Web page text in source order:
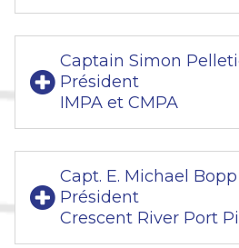
Captain Simon
Président
IMPA et CMPA
Capt. E. Michael Bopp
Président
Crescent River Port